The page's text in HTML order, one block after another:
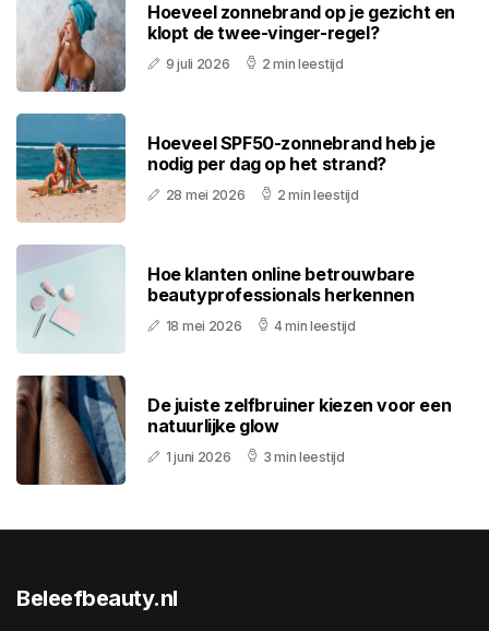
Hoeveel zonnebrand op je gezicht en
klopt de twee-vinger-regel?
9 juli 2026 2 min leestijd
Hoeveel SPF50-zonnebrand heb je
nodig per dag op het strand?
28 mei 2026 2 min leestijd
Hoe klanten online betrouwbare
beautyprofessionals herkennen
18 mei 2026 4 min leestijd
De juiste zelfbruiner kiezen voor een
natuurlijke glow
1 juni 2026 3 min leestijd
Beleefbeauty.nl